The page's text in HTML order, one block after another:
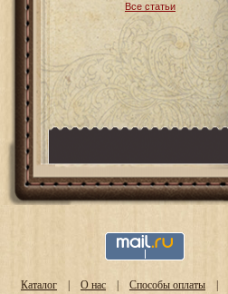
Все статьи
Каталог | О нас | Способы оплаты |